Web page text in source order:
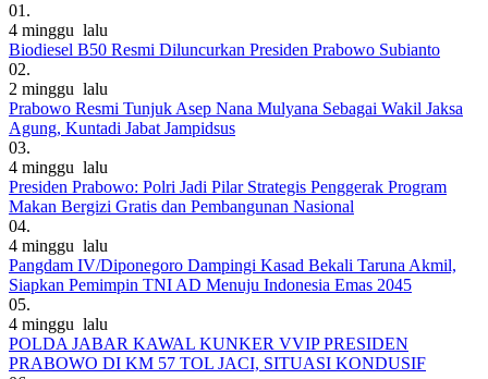
01.
4 minggu lalu
Biodiesel B50 Resmi Diluncurkan Presiden Prabowo Subianto
02.
2 minggu lalu
Prabowo Resmi Tunjuk Asep Nana Mulyana Sebagai Wakil Jaksa
Agung, Kuntadi Jabat Jampidsus
03.
4 minggu lalu
Presiden Prabowo: Polri Jadi Pilar Strategis Penggerak Program
Makan Bergizi Gratis dan Pembangunan Nasional
04.
4 minggu lalu
Pangdam IV/Diponegoro Dampingi Kasad Bekali Taruna Akmil,
Siapkan Pemimpin TNI AD Menuju Indonesia Emas 2045
05.
4 minggu lalu
POLDA JABAR KAWAL KUNKER VVIP PRESIDEN
PRABOWO DI KM 57 TOL JACI, SITUASI KONDUSIF